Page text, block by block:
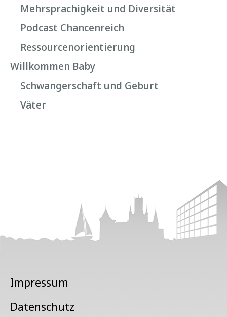
Mehrsprachigkeit und Diversität
Podcast Chancenreich
Ressourcenorientierung
Willkommen Baby
Schwangerschaft und Geburt
Väter
Impressum
Datenschutz